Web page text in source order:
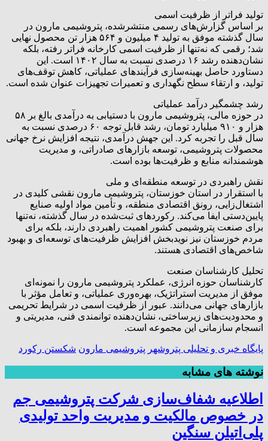
تولید فراتر از ظرفیت اسمی
بر اساس گزارش‌های رسمی منتشرشده، پتروشیمی مارون در
سال گذشته موفق به تولید ۴ میلیون و ۵۶۴ هزار تن محصول نهایی
شد؛ رقمی که نه‌تنها از ظرفیت اسمی کارخانه فراتر رفته، بلکه
نشان‌دهنده رشد ۱۶ درصدی نسبت به سال ۱۴۰۲ است. این
دستاورد حاصل بهینه‌سازی فرآیندهای عملیاتی، کاهش توقف‌های
تولید، و ارتقاء سطح نگهداری و تعمیرات تجهیزات عنوان شده است.
رشد چشمگیر درآمد عملیاتی
در حوزه مالی، پتروشیمی مارون با دستیابی به درآمدی بالغ بر ۵۸
هزار و ۹۱۰ میلیارد تومان، رشد قابل توجه ۶۰ درصدی نسبت به
سال قبل را تجربه کرد. این جهش درآمدی، نتیجه افزایش نرخ جهانی
محصولات پتروشیمی، توسعه بازارهای صادراتی، و مدیریت
هوشمندانه منابع و ظرفیت‌ها بوده است.
نقش راهبردی در توسعه منطقه‌ای و ملی
با استقرار در استان خوزستان، پتروشیمی مارون نقشی کلیدی در
اشتغال‌زایی، رونق اقتصادی منطقه، و تأمین مواد اولیه صنایع
پایین‌دستی ایفا می‌کند. رکوردهای ثبت‌شده در سال گذشته، نه‌تنها
برای صنعت پتروشیمی کشور اهمیت راهبردی دارند، بلکه برای
مردم خوزستان نیز نویدبخش افزایش ظرفیت‌های توسعه‌ای و بهبود
شاخص‌های اقتصادی هستند.
تحلیل کارشناسان صنعت
کارشناسان حوزه انرژی، عملکرد پتروشیمی مارون را نمونه‌ای
موفق از مدیریت استراتژیک، بهره‌وری عملیاتی، و تعامل مؤثر با
بازارهای جهانی می‌دانند. عبور از ظرفیت اسمی در شرایط تحریمی
و محدودیت‌های زیرساختی، نشان‌دهنده توانمندی فنی، مدیریتی و
انسجام سازمانی این مجموعه است.
پایگاه خبری و تحلیلی پتروشهر پتروشیمی مارون شکستن رکورد
نوشته های مشابه
اطلاعیه شفاف‌سازی شرکت پتروشیمی جم
در خصوص مالکیت و مدیریت واحد تولیدی
پلی‌اتیلن سنگین